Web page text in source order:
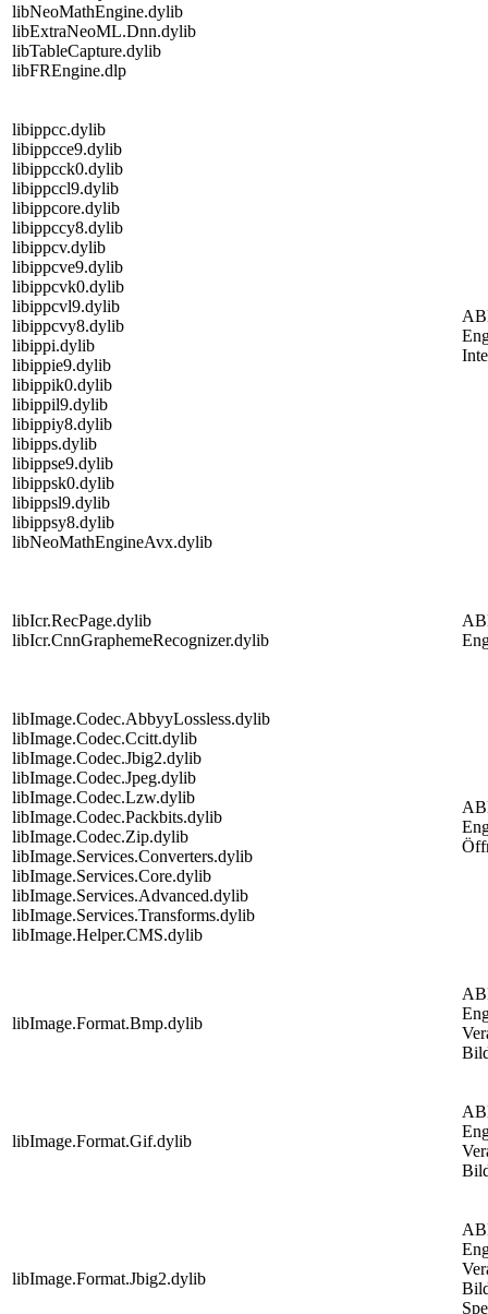
libNeoMathEngine.dylib
libExtraNeoML.Dnn.dylib
libTableCapture.dylib
libFREngine.dlp
libippcc.dylib
libippcce9.dylib
libippcck0.dylib
libippccl9.dylib
libippcore.dylib
libippccy8.dylib
libippcv.dylib
libippcve9.dylib
libippcvk0.dylib
libippcvl9.dylib
libippcvy8.dylib
libippi.dylib
libippie9.dylib
libippik0.dylib
libippil9.dylib
libippiy8.dylib
libipps.dylib
libippse9.dylib
libippsk0.dylib
libippsl9.dylib
libippsy8.dylib
libNeoMathEngineAvx.dylib
libIcr.RecPage.dylib
libIcr.CnnGraphemeRecognizer.dylib
libImage.Codec.AbbyyLossless.dylib
libImage.Codec.Ccitt.dylib
libImage.Codec.Jbig2.dylib
libImage.Codec.Jpeg.dylib
libImage.Codec.Lzw.dylib
libImage.Codec.Packbits.dylib
libImage.Codec.Zip.dylib
libImage.Services.Converters.dylib
libImage.Services.Core.dylib
libImage.Services.Advanced.dylib
libImage.Services.Transforms.dylib
libImage.Helper.CMS.dylib
libImage.Format.Bmp.dylib
libImage.Format.Gif.dylib
libImage.Format.Jbig2.dylib